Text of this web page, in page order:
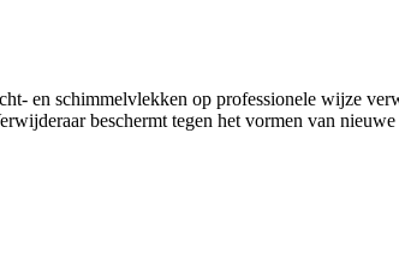
en schimmelvlekken op professionele wijze
beschermt tegen het vormen van